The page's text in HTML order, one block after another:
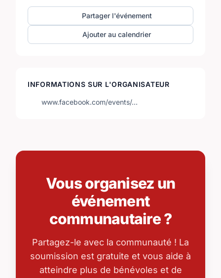
Partager l'événement
Ajouter au calendrier
INFORMATIONS SUR L'ORGANISATEUR
www.facebook.com/events/…
Vous organisez un
événement
communautaire ?
Partagez-le avec la communauté ! La
soumission est gratuite et vous aide à
atteindre plus de bénévoles et de